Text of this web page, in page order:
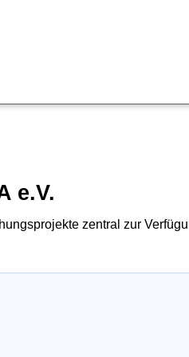
e.V.
zentral zur